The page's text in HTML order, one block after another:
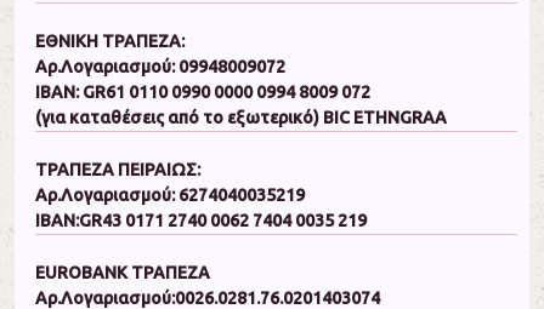
Ε­ΘΝΙ­ΚΗ ΤΡΑΠΕΖΑ:
Αρ.Λογαριασμού: 09948009072
IBAN: GR61 0110 0990 0000 0994 8009 072
(για κα­τα­θέ­σεις α­πό το ε­ξω­τε­ρι­κό) BIC ETHNGRAA
ΤΡΑ­ΠΕ­ΖΑ ΠΕΙ­ΡΑΙΩ­Σ:
Αρ.Λογαριασμού: 6274040035219
IBAN:GR43 0171 2740 0062 7404 0035 219
EUROBANK ΤΡΑΠΕΖΑ
Αρ.Λογαριασμού:0026.0281.76.0201403074